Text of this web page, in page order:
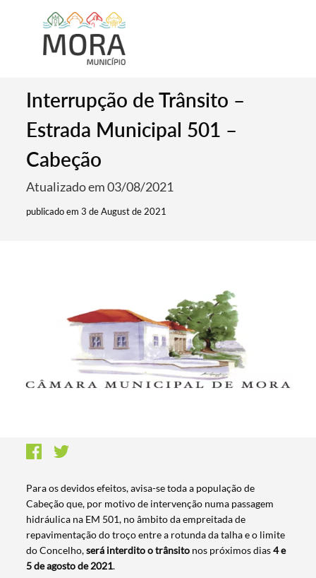
Interrupção de Trânsito –
Estrada Municipal 501 –
Cabeção
Atualizado em 03/08/2021
publicado em 3 de August de 2021
Para os devidos efeitos, avisa-se toda a população de
Cabeção que, por motivo de intervenção numa passagem
hidráulica na EM 501, no âmbito da empreitada de
repavimentação do troço entre a rotunda da talha e o limite
do Concelho,será interdito o trânsito nos próximos dias4 e
5 de agosto de 2021.